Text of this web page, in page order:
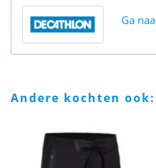
Ga
andere kochten ook: